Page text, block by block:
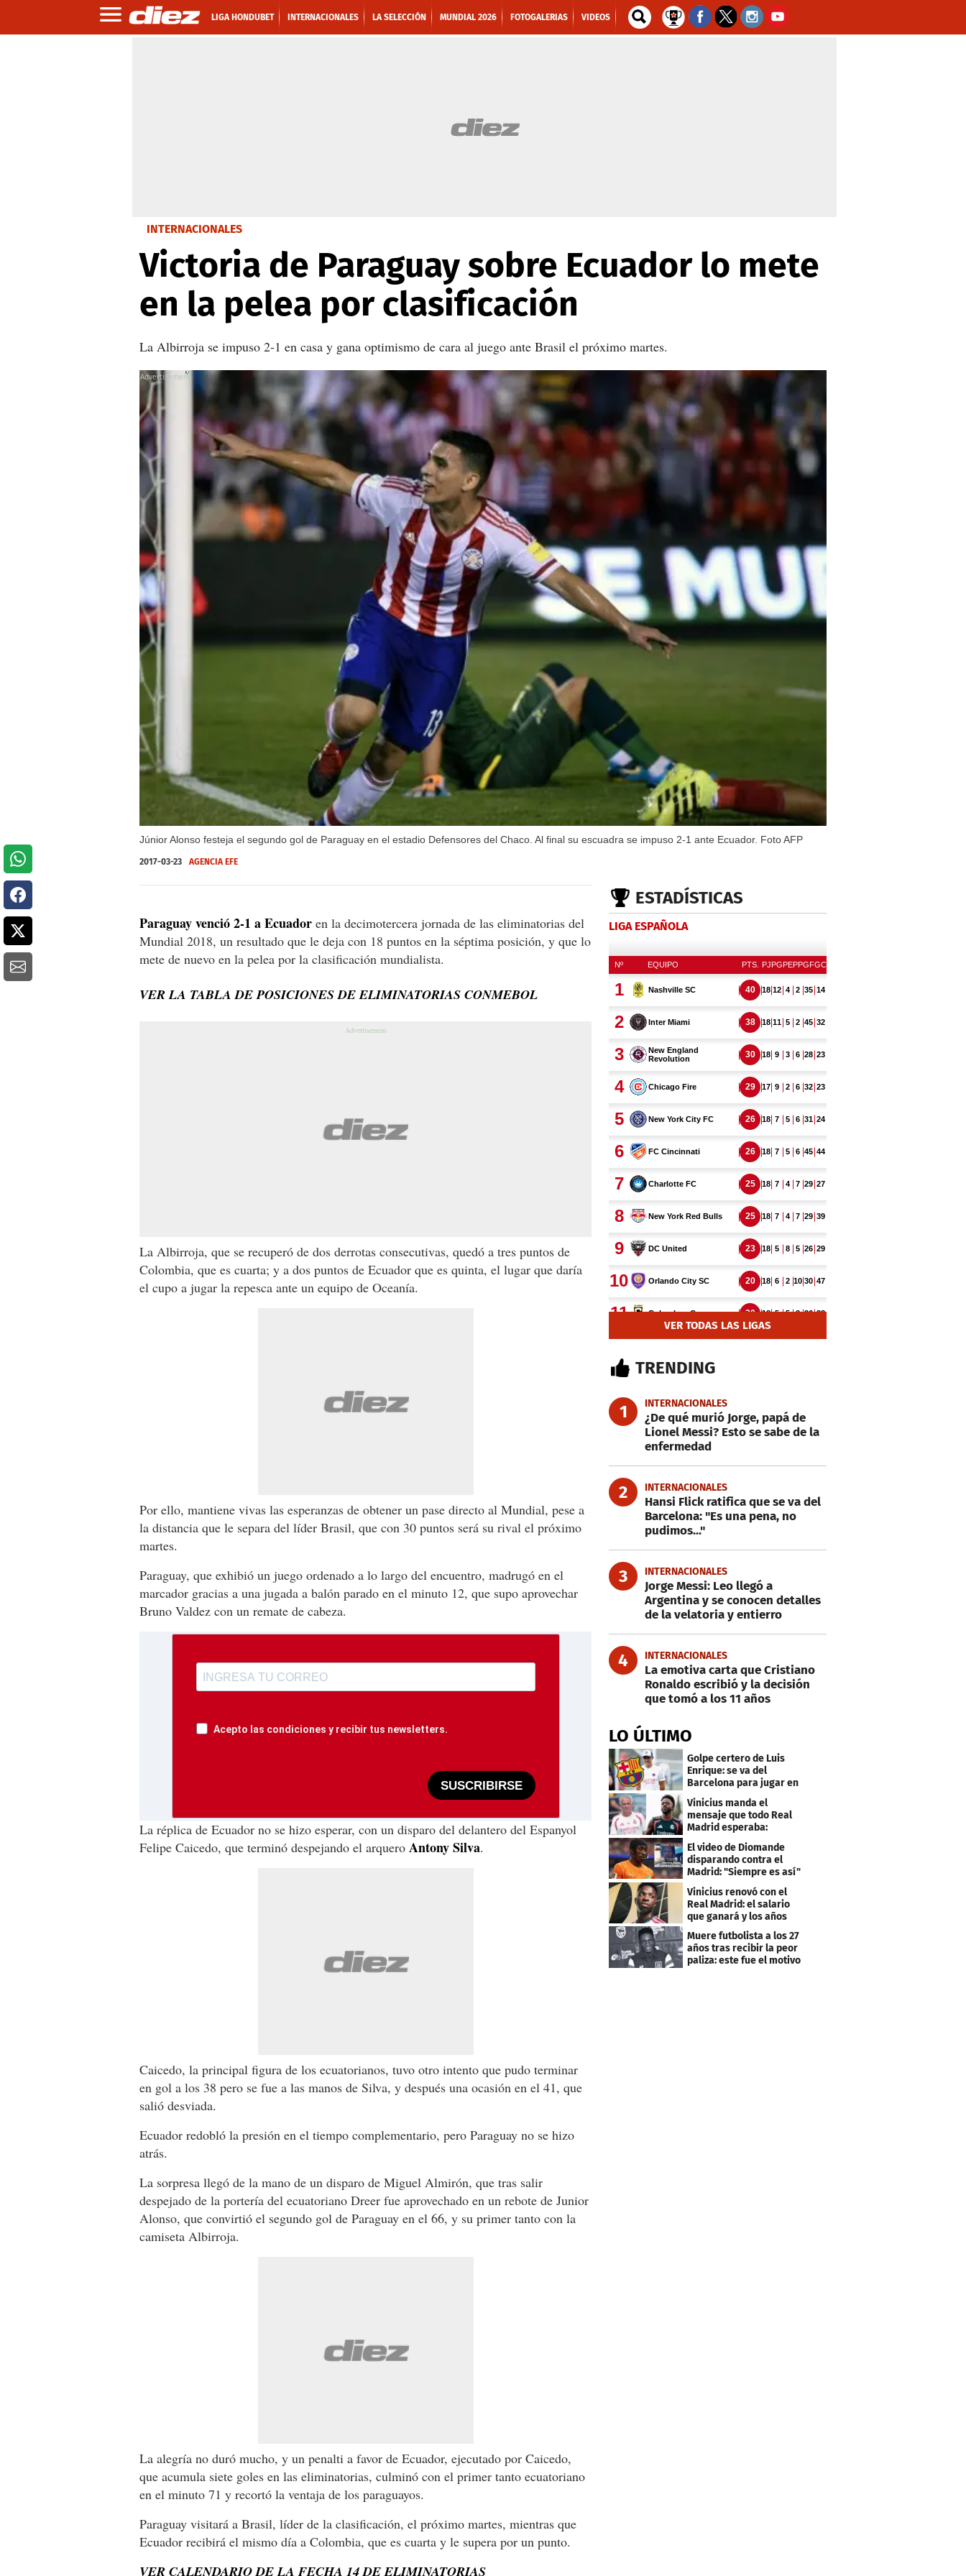
LIGA HONDUBET INTERNACIONALES LA SELECCIÓN MUNDIAL 2026 FOTOGALERIAS VIDEOS
INTERNACIONALES
Victoria de Paraguay sobre Ecuador lo mete
en la pelea por clasificación
La Albirroja se impuso 2-1 en casa y gana optimismo de cara al juego ante Brasil el próximo martes.
Júnior Alonso festeja el segundo gol de Paraguay en el estadio Defensores del Chaco. Al final su escuadra se impuso 2-1 ante Ecuador. Foto AFP
X
2017-03-23 AGENCIA EFE
Paraguayvenció 2-1 a Ecuador en la decimotercera jornada de las eliminatorias del
Mundial 2018, un resultado que le deja con 18 puntos en la séptima posición, y que lo
mete de nuevo en la pelea por la clasificación mundialista.
VER LA TABLA DE POSICIONES DE ELIMINATORIAS CONMEBOL
La Albirroja, que se recuperó de dos derrotas consecutivas, quedó a tres puntos de
Colombia, que es cuarta; y a dos puntos de Ecuador que es quinta, el lugar que daría
el cupo a jugar la repesca ante un equipo de Oceanía.
Por ello, mantiene vivas las esperanzas de obtener un pase directo al Mundial, pese a
la distancia que le separa del líder Brasil, que con 30 puntos será su rival el próximo
martes.
Paraguay, que exhibió un juego ordenado a lo largo del encuentro, madrugó en el
marcador gracias a una jugada a balón parado en el minuto 12, que supo aprovechar
Bruno Valdez con un remate de cabeza.
Acepto las condiciones y recibir tus newsletters.
SUSCRIBIRSE
La réplica de Ecuador no se hizo esperar, con un disparo del delantero del Espanyol
Felipe Caicedo, que terminó despejando el arquero Antony Silva.
Caicedo, la principal figura de los ecuatorianos, tuvo otro intento que pudo terminar
en gol a los 38 pero se fue a las manos de Silva, y después una ocasión en el 41, que
salió desviada.
Ecuador redobló la presión en el tiempo complementario, pero Paraguay no se hizo
atrás.
La sorpresa llegó de la mano de un disparo de Miguel Almirón, que tras salir
despejado de la portería del ecuatoriano Dreer fue aprovechado en un rebote de Junior
Alonso, que convirtió el segundo gol de Paraguay en el 66, y su primer tanto con la
camiseta Albirroja.
La alegría no duró mucho, y un penalti a favor de Ecuador, ejecutado por Caicedo,
que acumula siete goles en las eliminatorias, culminó con el primer tanto ecuatoriano
en el minuto 71 y recortó la ventaja de los paraguayos.
Paraguay visitará a Brasil, líder de la clasificación, el próximo martes, mientras que
Ecuador recibirá el mismo día a Colombia, que es cuarta y le supera por un punto.
VER CALENDARIO DE LA FECHA 14 DE ELIMINATORIAS
ESTADÍSTICAS
LIGA ESPAÑOLA
VER TODAS LAS LIGAS
TRENDING
1 INTERNACIONALES
¿De qué murió Jorge, papá de
Lionel Messi? Esto se sabe de la
enfermedad
2 INTERNACIONALES
Hansi Flick ratifica que se va del
Barcelona: "Es una pena, no
pudimos..."
3 INTERNACIONALES
Jorge Messi: Leo llegó a
Argentina y se conocen detalles
de la velatoria y entierro
4 INTERNACIONALES
La emotiva carta que Cristiano
Ronaldo escribió y la decisión
que tomó a los 11 años
LO ÚLTIMO
Golpe certero de Luis
Enrique: se va del
Barcelona para jugar en
el PSG
Vinicius manda el
mensaje que todo Real
Madrid esperaba:
"Mourinho..."
El video de Diomande
disparando contra el
Madrid: "Siempre es así"
Vinicius renovó con el
Real Madrid: el salario
que ganará y los años
que firmó
Muere futbolista a los 27
años tras recibir la peor
paliza: este fue el motivo